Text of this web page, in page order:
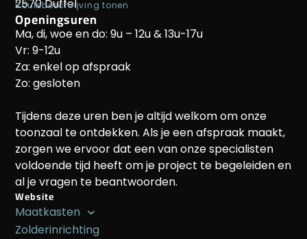
2570 Duffel
Routebeschrijving tonen
Openingsuren
Ma, di, woe en do: 9u – 12u & 13u-17u
Vr: 9-12u
Za: enkel op afspraak
Zo: gesloten
Tijdens deze uren ben je altijd welkom om onze
toonzaal te ontdekken. Als je een afspraak maakt,
zorgen we ervoor dat een van onze specialisten
voldoende tijd heeft om je project te begeleiden en
al je vragen te beantwoorden.
Website
Maatkasten
Zolderinrichting